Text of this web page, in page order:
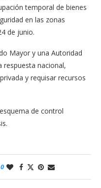
temporal de bienes
en las zonas
de junio.
Mayor y una Autoridad
respuesta nacional,
y requisar recursos
de control
0